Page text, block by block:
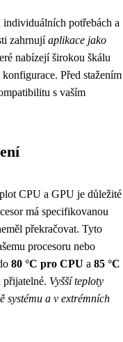
potřebách a
zahrnujíaplikace jako
nabízejí širokou škálu
Před stažením
s vaším
CPU a GPU je důležité
má specifikovanou
překračovat. Tyto
procesoru nebo
80 °C pro CPU a 85 °C
přijatelné. Vyšší teploty
systému a v extrémních